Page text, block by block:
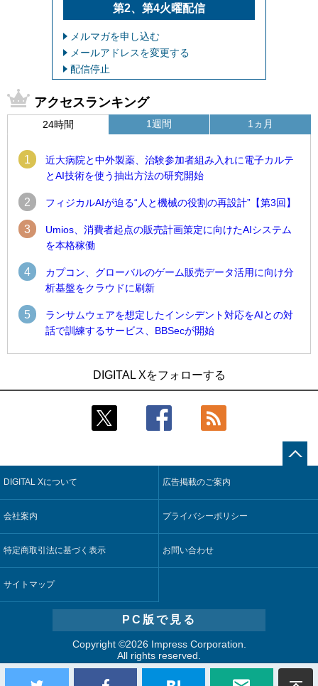
第2、第4火曜配信
メルマガを申し込む
メールアドレスを変更する
配信停止
アクセスランキング
24時間
1
近大病院と中外製薬、治験参加者組み入れに電子カルテ
とAI技術を使う抽出方法の研究開始
2 フィジカルAIが迫る“人と機械の役割の再設計”【第3回】
3
Umios、消費者起点の販売計画策定に向けたAIシステム
を本格稼働
4
カプコン、グローバルのゲーム販売データ活用に向け分
析基盤をクラウドに刷新
5
ランサムウェアを想定したインシデント対応をAIとの対
話で訓練するサービス、BBSecが開始
1週間
近大病院と中外製薬、治験参加者組み入れに電子カルテとAI
技術を使う抽出方法の研究開始
コスモ石油、製油所の設備点検への四足歩行ロボット利用を
検証
【COMPUTEX 2026：Arm編】チップ自社製造で鍵を握る台
5
製造業の現場の暗黙知を組織横断で活用するためのナレッジ
管理基盤、LIGHTzが提供
1ヵ月
合基盤を本格稼働
鹿島建設、鋼管柱へのコンクリート充填時の異常を検出する
AIを遠隔監視システムに実装
そもそも今の仕事はAIエージェントを求めているのか【第25
回】
製造業の現場の暗黙知を組織横断で活用するためのナレッジ
5
Umios、消費者起点の販売計画策定に向けたAIシステムを本格
稼働
DIGITAL Xをフォローする
DIGITAL Xについて 広告掲載のご案内
会社案内 プライバシーポリシー
特定商取引法に基づく表示 お問い合わせ
サイトマップ
PC版で見る
Copyright ©2026 Impress Corporation.
All rights reserved.